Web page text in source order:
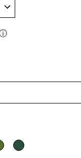
BLUEJADE GREEN